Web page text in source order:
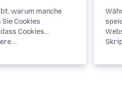
warum manche
Cookies
Cookies